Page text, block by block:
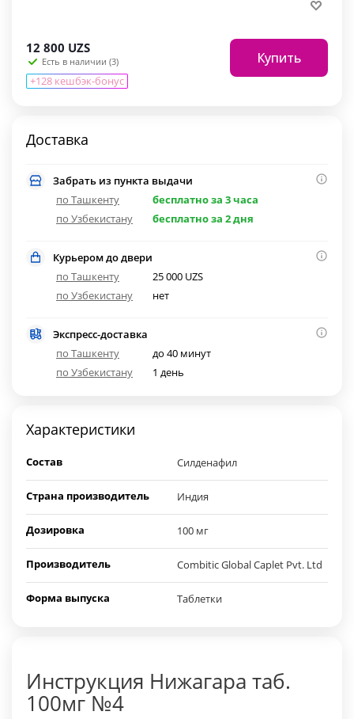
12 800 UZS
Есть в наличии (3)
+128 кешбэк-бонус
Купить
Доставка
Забрать из пункта выдачи
по Ташкенту
бесплатно за 3 часа
по Узбекистану
бесплатно за 2 дня
Курьером до двери
по Ташкенту
25 000 UZS
по Узбекистану
нет
Экспресс-доставка
по Ташкенту
до 40 минут
по Узбекистану
1 день
Характеристики
Состав Силденафил
Страна производитель Индия
Дозировка 100 мг
Производитель Combitic Global Caplet Pvt. Ltd
Форма выпуска Таблетки
Инструкция Нижагара таб.
100мг №4